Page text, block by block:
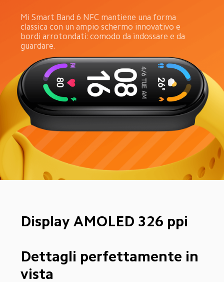
Mi Smart Band 6 NFC mantiene una forma
classica con un ampio schermo innovativo e
bordi arrotondati: comodo da indossare e da
guardare.
Display AMOLED 326 ppi
Dettagli perfettamente in
vista